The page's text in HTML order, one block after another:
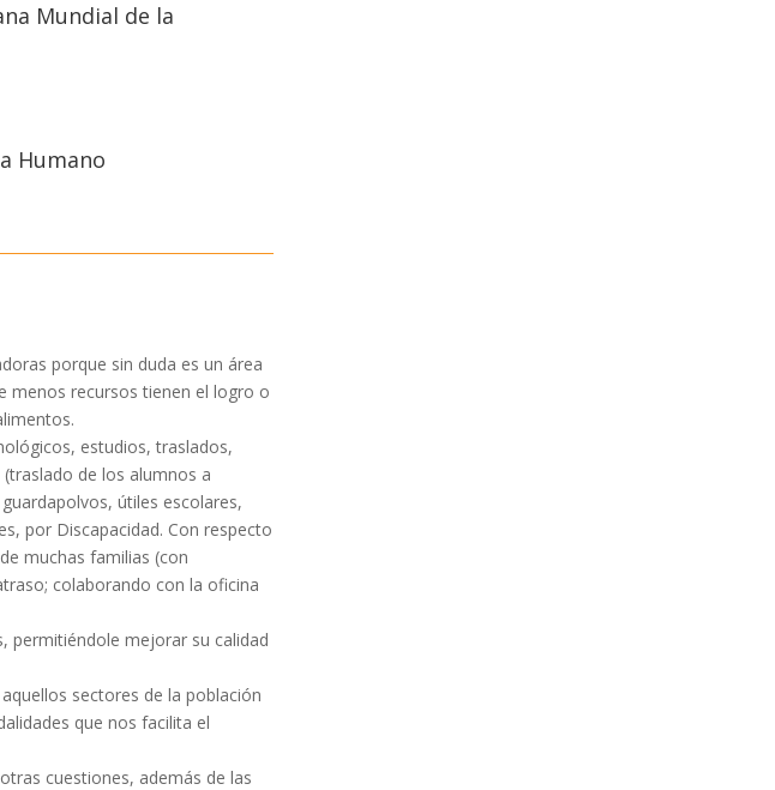
Mundial de la
Humano
porque sin duda es un área
menos recursos tienen el logro o
estudios, traslados,
de los alumnos a
útiles escolares,
por Discapacidad. Con respecto
muchas familias (con
colaborando con la oficina
permitiéndole mejorar su calidad
sectores de la población
que nos facilita el
cuestiones, además de las